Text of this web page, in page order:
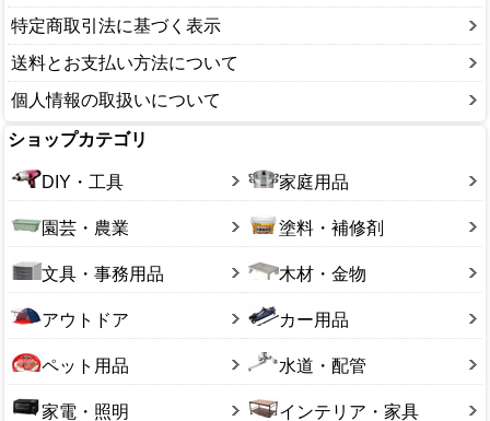
特定商取引法に基づく表示
送料とお支払い方法について
個人情報の取扱いについて
ショップカテゴリ
DIY・工具 家庭用品
園芸・農業 塗料・補修剤
文具・事務用品 木材・金物
アウトドア カー用品
ペット用品 水道・配管
家電・照明 インテリア・家具